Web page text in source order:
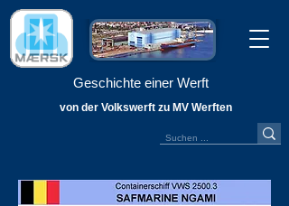
Geschichte einer Werft
von der Volkswerft zu MV Werften